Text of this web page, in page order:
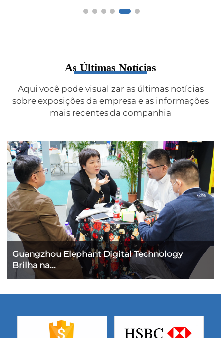
As Últimas Notícias
Aqui você pode visualizar as últimas notícias
sobre exposições da empresa e as informações
mais recentes da companhia
Guangzhou Elephant Digital Technology
Brilha na...